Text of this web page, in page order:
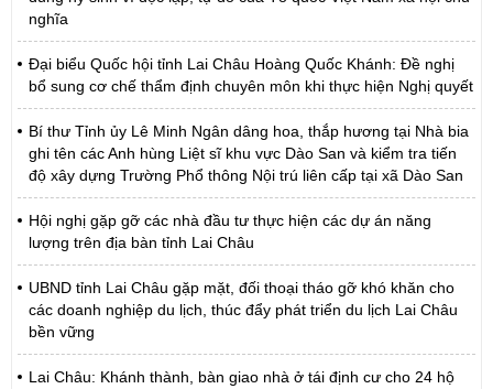
nghĩa
Đại biểu Quốc hội tỉnh Lai Châu Hoàng Quốc Khánh: Đề nghị
bổ sung cơ chế thẩm định chuyên môn khi thực hiện Nghị quyết
Bí thư Tỉnh ủy Lê Minh Ngân dâng hoa, thắp hương tại Nhà bia
ghi tên các Anh hùng Liệt sĩ khu vực Dào San và kiểm tra tiến
độ xây dựng Trường Phổ thông Nội trú liên cấp tại xã Dào San
Hội nghị gặp gỡ các nhà đầu tư thực hiện các dự án năng
lượng trên địa bàn tỉnh Lai Châu
UBND tỉnh Lai Châu gặp mặt, đối thoại tháo gỡ khó khăn cho
các doanh nghiệp du lịch, thúc đẩy phát triển du lịch Lai Châu
bền vững
Lai Châu: Khánh thành, bàn giao nhà ở tái định cư cho 24 hộ